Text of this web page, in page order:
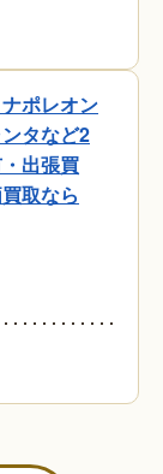
ポレオン
タなど2
出張買
取なら